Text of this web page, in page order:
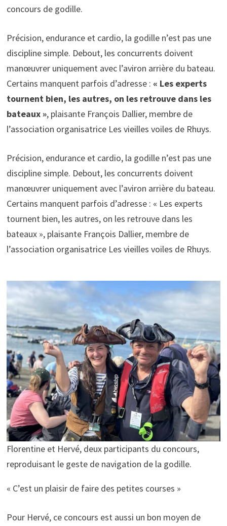
concours de godille.
Précision, endurance et cardio, la godille n’est pas une
discipline simple. Debout, les concurrents doivent
manœuvrer uniquement avec l’aviron arrière du bateau.
Certains manquent parfois d’adresse : « Les experts
tournent bien, les autres, on les retrouve dans les
bateaux », plaisante François Dallier, membre de
l’association organisatrice Les vieilles voiles de Rhuys.
Précision, endurance et cardio, la godille n’est pas une
discipline simple. Debout, les concurrents doivent
manœuvrer uniquement avec l’aviron arrière du bateau.
Certains manquent parfois d’adresse : « Les experts
tournent bien, les autres, on les retrouve dans les
bateaux », plaisante François Dallier, membre de
l’association organisatrice Les vieilles voiles de Rhuys.
Florentine et Hervé, deux participants du concours,
reproduisant le geste de navigation de la godille.
« C’est un plaisir de faire des petites courses »
Pour Hervé, ce concours est aussi un bon moyen de